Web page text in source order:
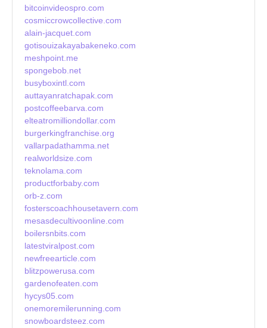
bitcoinvideospro.com
cosmiccrowcollective.com
alain-jacquet.com
gotisouizakayabakeneko.com
meshpoint.me
spongebob.net
busyboxintl.com
auttayanratchapak.com
postcoffeebarva.com
elteatromilliondollar.com
burgerkingfranchise.org
vallarpadathamma.net
realworldsize.com
teknolama.com
productforbaby.com
orb-z.com
fosterscoachhousetavern.com
mesasdecultivoonline.com
boilersnbits.com
latestviralpost.com
newfreearticle.com
blitzpowerusa.com
gardenofeaten.com
hycys05.com
onemoremilerunning.com
snowboardsteez.com